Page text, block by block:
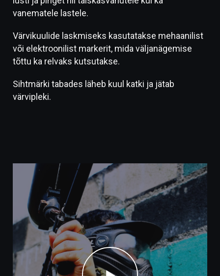
vanematele lastele.
Värvikuulide laskmiseks kasutatakse mehaanilist
või elektroonilist markerit, mida väljanägemise
tõttu ka relvaks kutsutakse.
Sihtmärki tabades läheb kuul katki ja jätab
värvipleki.